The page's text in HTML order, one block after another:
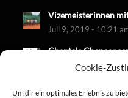
Cookie-
Um dir ein optimales Erlebnis zu
Vizemeisterinnen
Juli 9, 2019 - 10:21
Chantals
Juni 30, 2019 - 10:18